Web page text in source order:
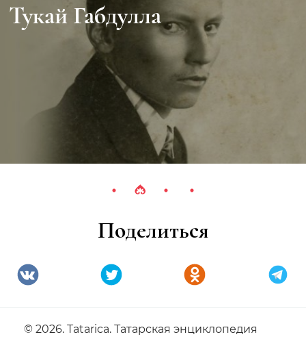
Тукай Габдулла
Поделиться
© 2026. Tatarica. Татарская энциклопедия